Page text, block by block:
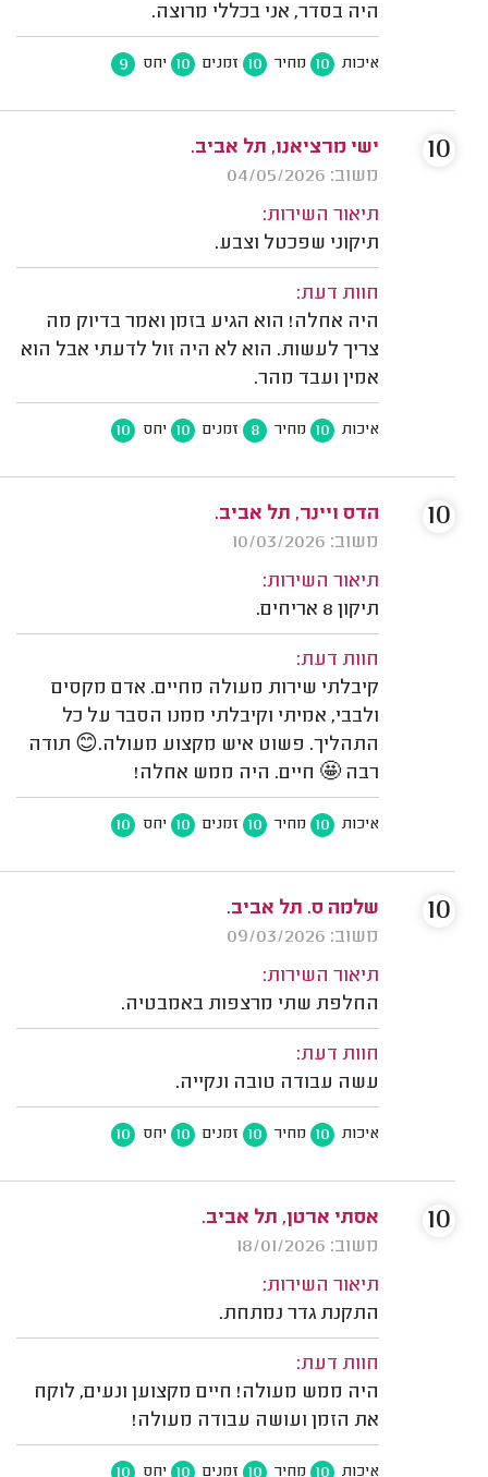
היה בסדר, אני בכללי מרוצה.
איכות 10 מחיר 10 זמנים 10 יחס 9
ישי מרציאנו, תל אביב.
משוב: 04/05/2026
תיאור השירות:
תיקוני שפכטל וצבע.
חוות דעת:
היה אחלה! הוא הגיע בזמן ואמר בדיוק מה
צריך לעשות. הוא לא היה זול לדעתי אבל הוא
אמין ועבד מהר.
איכות 10 מחיר 8 זמנים 10 יחס 10
10
הדס ויינר, תל אביב.
משוב: 10/03/2026
תיאור השירות:
תיקון 8 אריחים.
חוות דעת:
קיבלתי שירות מעולה מחיים. אדם מקסים
ולבבי, אמיתי וקיבלתי ממנו הסבר על כל
התהליך. פשוט איש מקצוע מעולה.😊 תודה
רבה 🤩 חיים. היה ממש אחלה!
איכות 10 מחיר 10 זמנים 10 יחס 10
10
שלמה ס. תל אביב.
משוב: 09/03/2026
תיאור השירות:
החלפת שתי מרצפות באמבטיה.
חוות דעת:
עשה עבודה טובה ונקייה.
איכות 10 מחיר 10 זמנים 10 יחס 10
10
אסתי ארטן, תל אביב.
משוב: 18/01/2026
תיאור השירות:
התקנת גדר נמתחת.
חוות דעת:
היה ממש מעולה! חיים מקצוען ונעים, לוקח
את הזמן ועושה עבודה מעולה!
איכות 10 מחיר 10 זמנים 10 יחס 10
10